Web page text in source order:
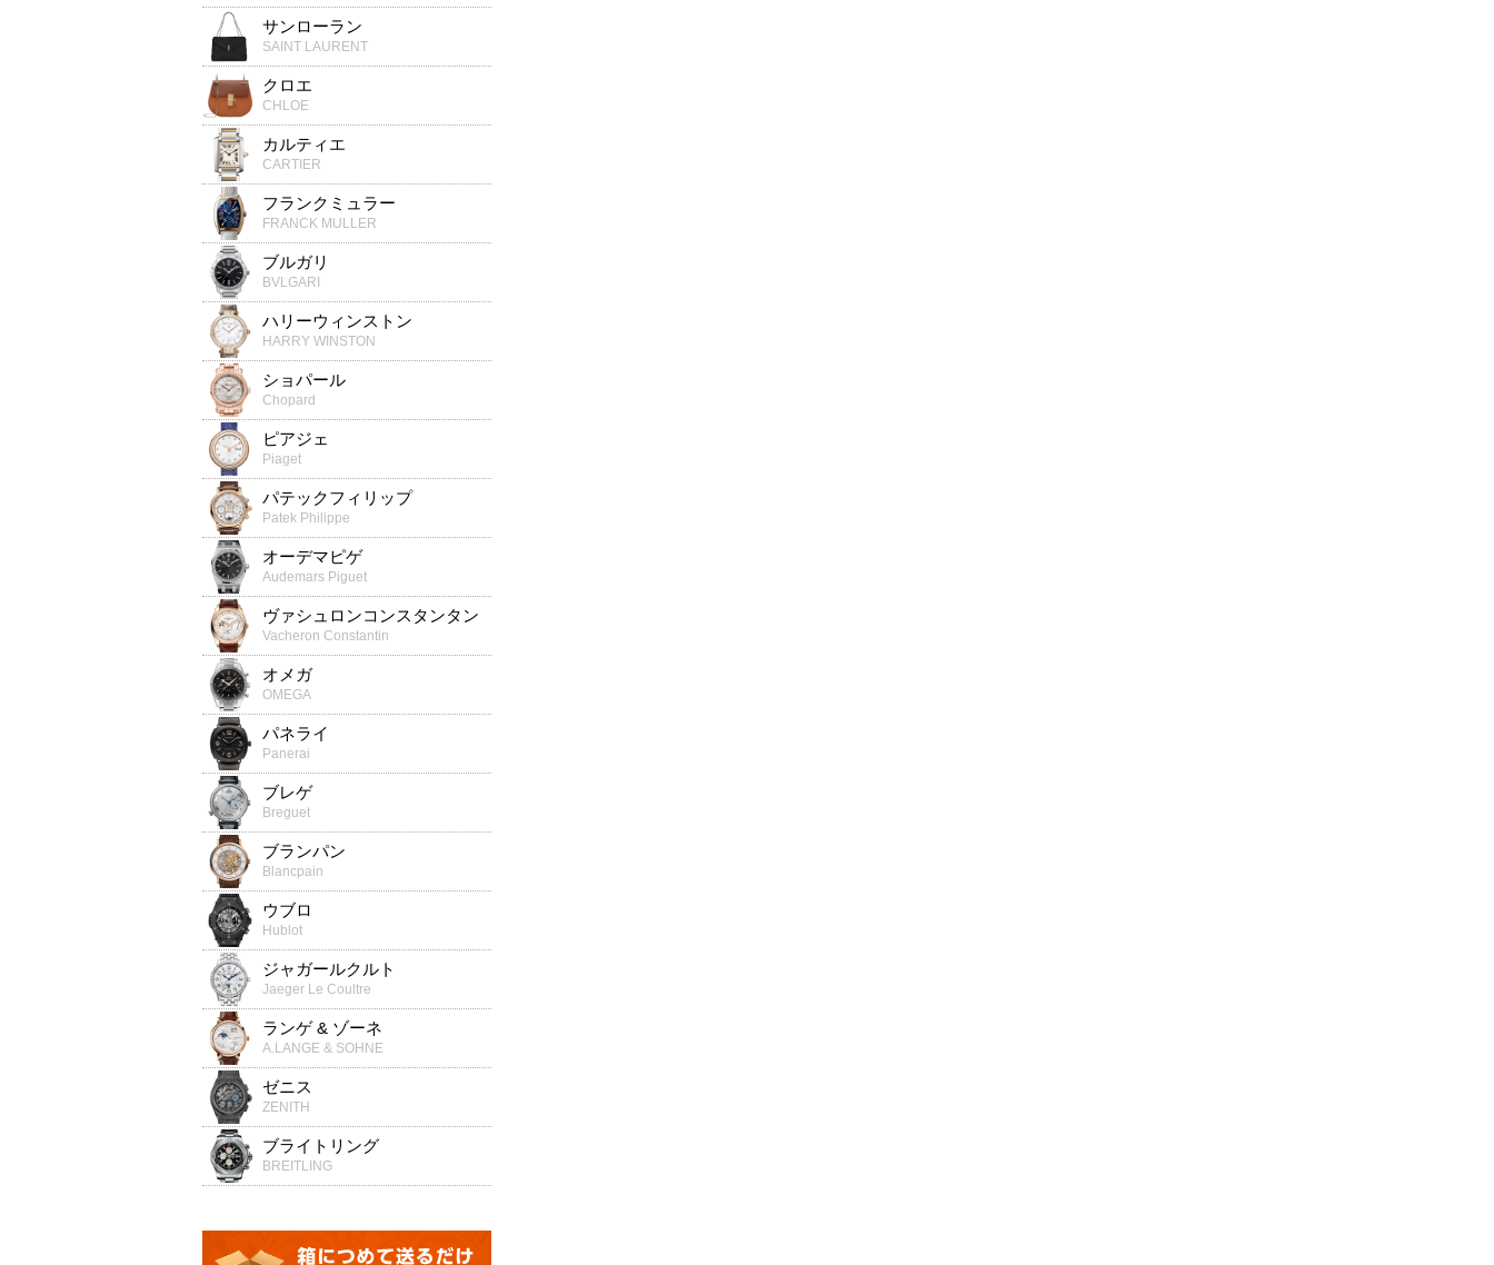
サンローラン
SAINT LAURENT
クロエ
CHLOE
カルティエ
CARTIER
フランクミュラー
FRANCK MULLER
ブルガリ
BVLGARI
ハリーウィンストン
HARRY WINSTON
ショパール
Chopard
ピアジェ
Piaget
パテックフィリップ
Patek Philippe
オーデマピゲ
Audemars Piguet
ヴァシュロンコンスタンタン
Vacheron Constantin
オメガ
OMEGA
パネライ
Panerai
ブレゲ
Breguet
ブランパン
Blancpain
ウブロ
Hublot
ジャガールクルト
Jaeger Le Coultre
ランゲ & ゾーネ
A.LANGE & SOHNE
ゼニス
ZENITH
ブライトリング
BREITLING